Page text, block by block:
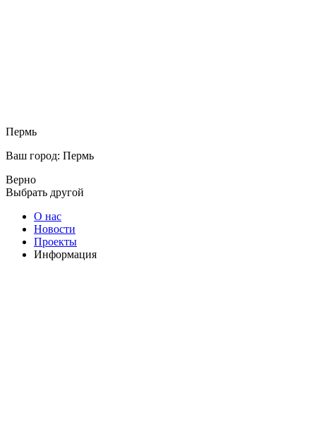
Пермь
Ваш город: Пермь
Верно
Выбрать другой
О нас
Новости
Проекты
Информация